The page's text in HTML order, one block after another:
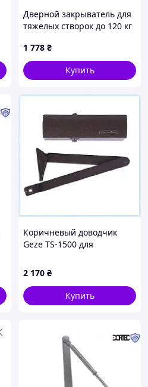
Дверной закрыватель для
тяжелых створок до 120 кг
1 778 ₴
Купить
Коричневый доводчик
Geze TS-1500 для
KK652C7402
2 170 ₴
Купить